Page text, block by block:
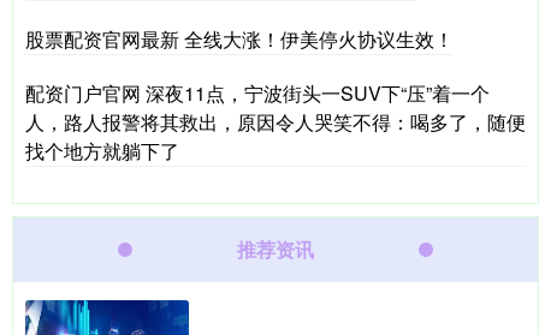
股票配资官网最新 全线大涨！伊美停火协议生效！
配资门户官网 深夜11点，宁波街头一SUV下“压”着一个
人，路人报警将其救出，原因令人哭笑不得：喝多了，随便
找个地方就躺下了
推荐资讯